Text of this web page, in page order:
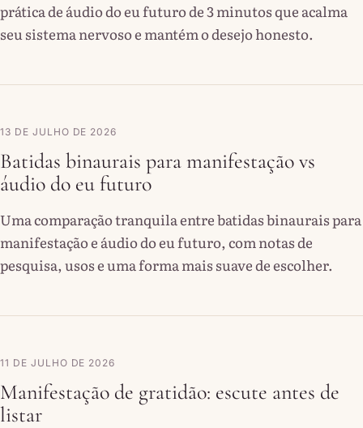
prática de áudio do eu futuro de 3 minutos que acalma
seu sistema nervoso e mantém o desejo honesto.
13 DE JULHO DE 2026
Batidas binaurais para manifestação vs
áudio do eu futuro
Uma comparação tranquila entre batidas binaurais para
manifestação e áudio do eu futuro, com notas de
pesquisa, usos e uma forma mais suave de escolher.
11 DE JULHO DE 2026
Manifestação de gratidão: escute antes de
listar